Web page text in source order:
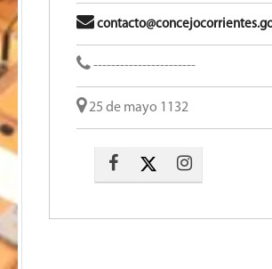
-----------------------
25 de mayo 1132